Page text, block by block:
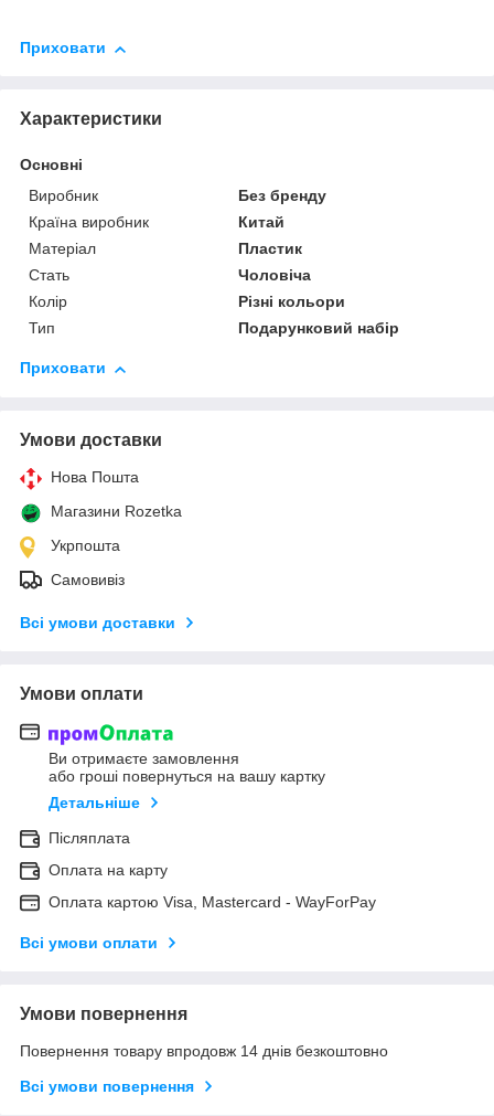
Приховати
Характеристики
Основні
Виробник
Без бренду
Країна виробник
Китай
Матеріал
Пластик
Стать
Чоловіча
Колір
Різні кольори
Тип
Подарунковий набір
Приховати
Умови доставки
Нова Пошта
Магазини Rozetka
Укрпошта
Самовивіз
Всі умови доставки
Умови оплати
Ви отримаєте замовлення
або гроші повернуться на вашу картку
Детальніше
Післяплата
Оплата на карту
Оплата картою Visa, Mastercard - WayForPay
Всі умови оплати
Умови повернення
Повернення товару впродовж 14 днів безкоштовно
Всі умови повернення